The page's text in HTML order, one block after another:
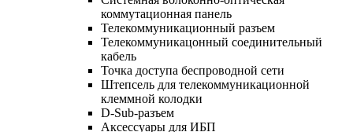
коммутационная панель
Телекоммуникационный разъем
Телекоммуникацонный соединительный
кабель
Точка доступа беспроводной сети
Штепсель для телекоммуникационной
клеммной колодки
D-Sub-разъем
Аксессуары для ИБП